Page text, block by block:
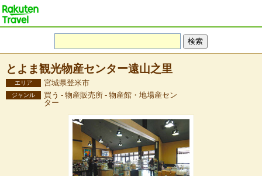
とよま観光物産センター遠山之里
エリア 宮城県登米市
ジャンル
買う - 物産販売所 - 物産館・地場産セン
ター